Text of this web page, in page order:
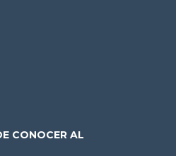
CONOCER AL